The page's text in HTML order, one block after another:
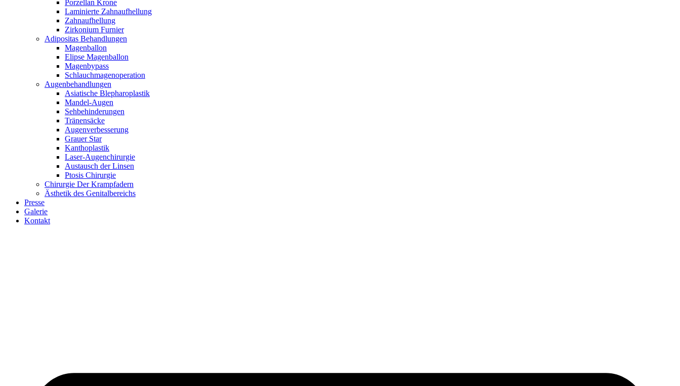
Porzellan Krone
Laminierte Zahnaufhellung
Zahnaufhellung
Zirkonium Furnier
Adipositas Behandlungen
Magenballon
Elipse Magenballon
Magenbypass
Schlauchmagenoperation
Augenbehandlungen
Asiatische Blepharoplastik
Mandel-Augen
Sehbehinderungen
Tränensäcke
Augenverbesserung
Grauer Star
Kanthoplastik
Laser-Augenchirurgie
Austausch der Linsen
Ptosis Chirurgie
Chirurgie Der Krampfadern
Ästhetik des Genitalbereichs
Presse
Galerie
Kontakt